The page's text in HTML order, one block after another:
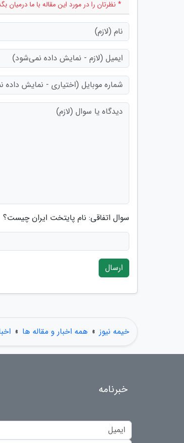
* نظرتان را در مورد این مقاله با ما درمیان
سوال اتفاقی: نام پایتخت ایران چیست؟
ارسال
خیمه نیوز » همه اخبار و مقاله ها »
خبرنامه